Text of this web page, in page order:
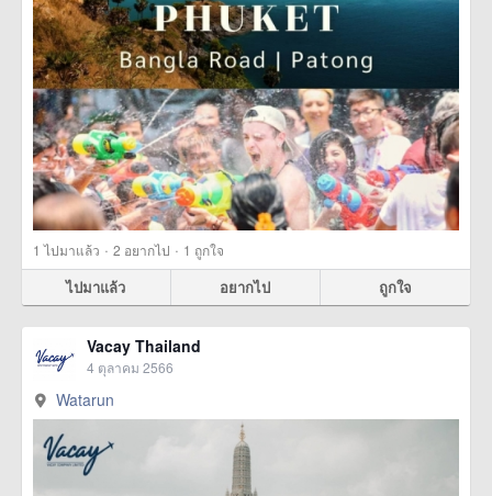
1 ไปมาแล้ว · 2 อยากไป · 1 ถูกใจ
ไปมาแล้ว อยากไป ถูกใจ
Vacay Thailand
4 ตุลาคม 2566
Watarun